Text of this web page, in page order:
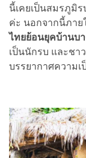
นี้เคยเป็นสมรภูมิ
ค่ะ นอกจากนี้ภา
ไทยย้อนยุคบ้านบ
เป็นนักรบ และช
บรรยากาศความเ